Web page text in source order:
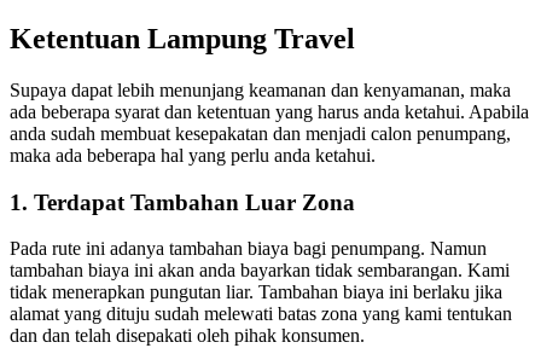
Ketentuan Lampung Travel
Supaya dapat lebih menunjang keamanan dan kenyamanan, maka
ada beberapa syarat dan ketentuan yang harus anda ketahui. Apabila
anda sudah membuat kesepakatan dan menjadi calon penumpang,
maka ada beberapa hal yang perlu anda ketahui.
1. Terdapat Tambahan Luar Zona
Pada rute ini adanya tambahan biaya bagi penumpang. Namun
tambahan biaya ini akan anda bayarkan tidak sembarangan. Kami
tidak menerapkan pungutan liar. Tambahan biaya ini berlaku jika
alamat yang dituju sudah melewati batas zona yang kami tentukan
dan dan telah disepakati oleh pihak konsumen.